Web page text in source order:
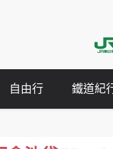
自由行 鐵道紀